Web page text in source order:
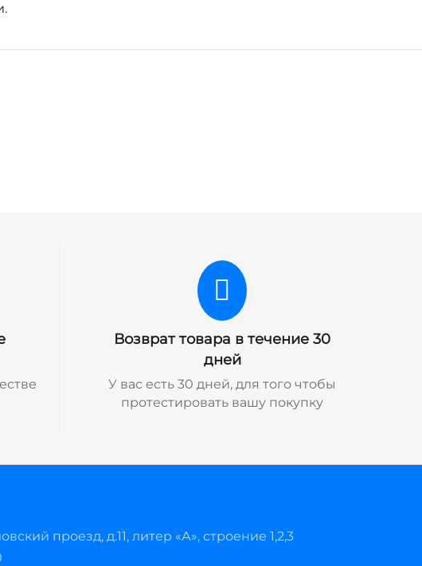
Возврат товара в течение 30
дней
У вас есть 30 дней, для того чтобы
протестировать вашу покупку
проезд, д.11, литер «А», строение 1,2,3